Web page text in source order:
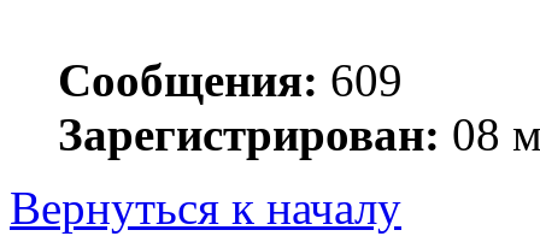
Сообщения: 609
Зарегистрирован: 08
Вернуться к началу